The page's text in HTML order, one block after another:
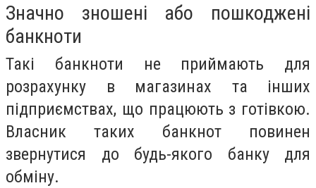
Значно зношені або пошкоджені
банкноти
Такі банкноти не приймають для
розрахунку в магазинах та інших
підприємствах, що працюють з готівкою.
Власник таких банкнот повинен
звернутися до будь-якого банку для
обміну.